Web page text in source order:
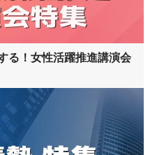
る！女性活躍推進講演会